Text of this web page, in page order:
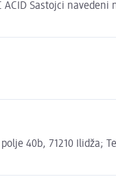
ACID Sastojci
40b, 71210 Ilidža;